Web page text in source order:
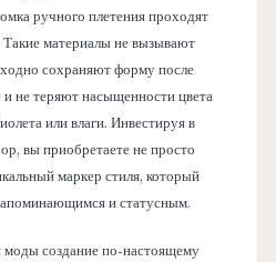
ручного плетения проходят
материалы не вызывают
сохраняют форму после
и не теряют насыщенности цвета
или влаги. Инвестируя в
вы приобретаете не просто
маркер стиля, который
и статусным.
создание по-настоящему